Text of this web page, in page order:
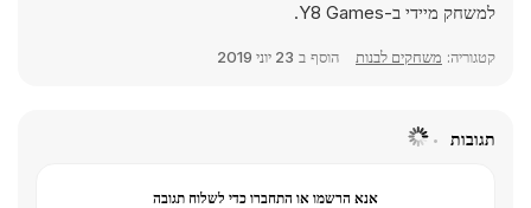
למשחק מיידי ב-Y8 Games.
קטגוריה: משחקים לבנות הוסף ב 23 יוני 2019
תגובות
אנא הרשמו או התחברו כדי לשלוח תגובה